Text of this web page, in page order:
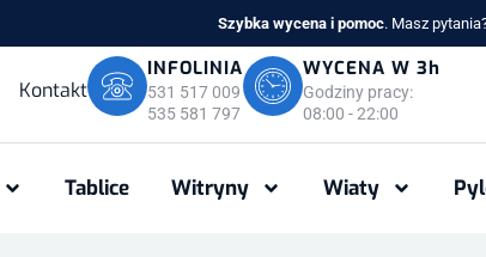
Szybka wycena i pomoc. Masz
Kontakt
INFOLINIA
531 517 009
535 581 797
WYCENA W 3h
Godziny pracy:
08:00 - 22:00
Tablice Witryny Wiaty